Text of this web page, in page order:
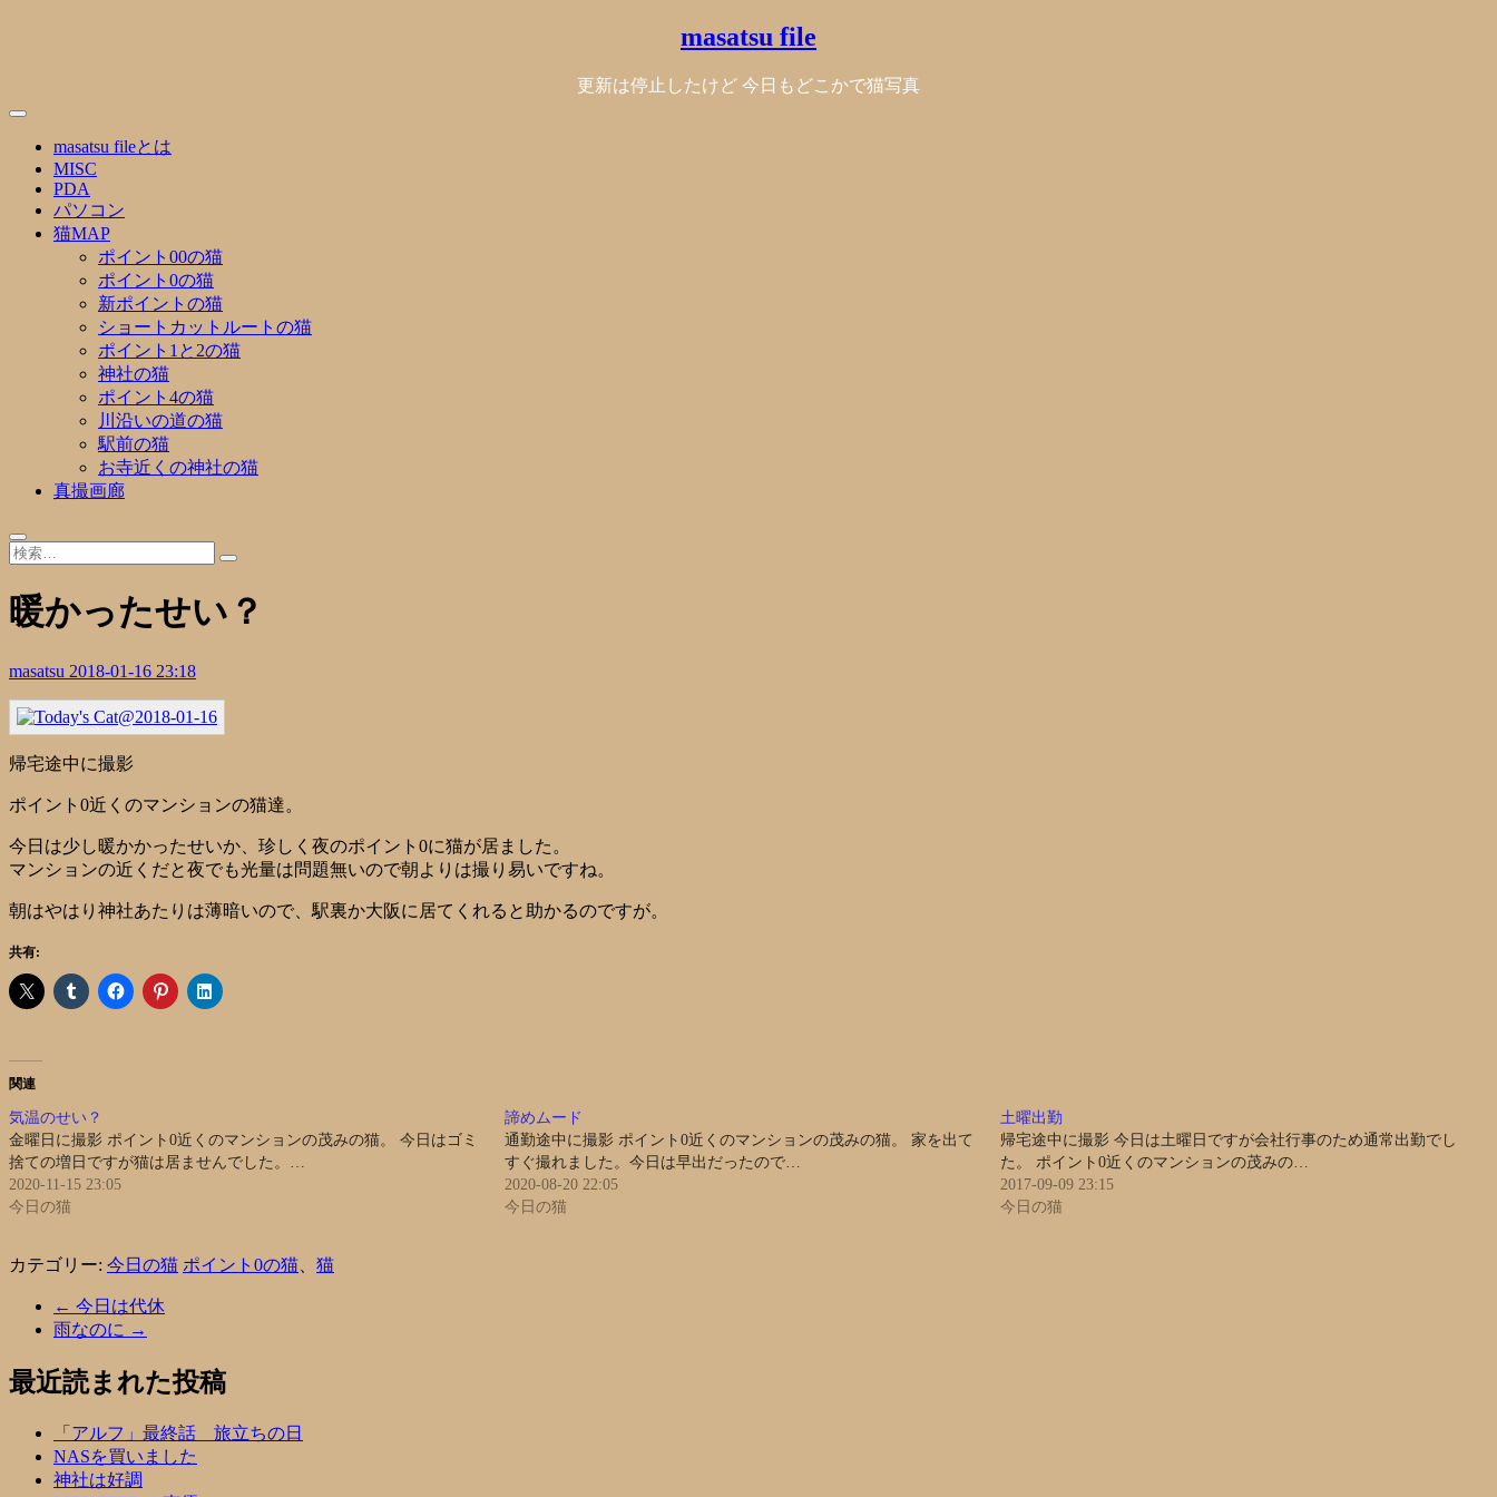
masatsu file
更新は停止したけど 今日もどこかで猫写真
masatsu fileとは
MISC
PDA
パソコン
猫MAP
ポイント00の猫
ポイント0の猫
新ポイントの猫
ショートカットルートの猫
ポイント1と2の猫
神社の猫
ポイント4の猫
川沿いの道の猫
駅前の猫
お寺近くの神社の猫
真撮画廊
暖かったせい？
masatsu 2018-01-16 23:18
帰宅途中に撮影
ポイント0近くのマンションの猫達。
今日は少し暖かかったせいか、珍しく夜のポイント0に猫が居ました。
マンションの近くだと夜でも光量は問題無いので朝よりは撮り易いですね。
朝はやはり神社あたりは薄暗いので、駅裏か大阪に居てくれると助かるのですが。
共有:
関連
気温のせい？
金曜日に撮影 ポイント0近くのマンションの茂みの猫。 今日はゴミ
捨ての増日ですが猫は居ませんでした。…
2020-11-15 23:05
今日の猫
諦めムード
通勤途中に撮影 ポイント0近くのマンションの茂みの猫。 家を出て
すぐ撮れました。今日は早出だったので…
2020-08-20 22:05
今日の猫
土曜出勤
帰宅途中に撮影 今日は土曜日ですが会社行事のため通常出勤でし
た。 ポイント0近くのマンションの茂みの…
2017-09-09 23:15
今日の猫
カテゴリー: 今日の猫 ポイント0の猫 猫
← 今日は代休
雨なのに →
最近読まれた投稿
「アルフ」最終話 旅立ちの日
NASを買いました
神社は好調